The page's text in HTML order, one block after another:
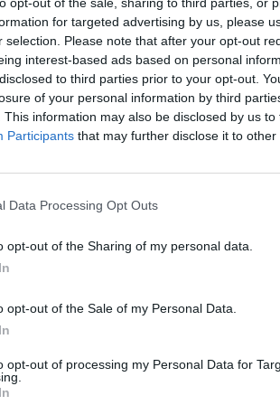
for targeted advertising by us, please
selection. Please note that after your opt-out
interest-based ads based on personal
to third parties prior to your opt-out.
of your personal information by third
This information may also be disclosed by us
Participants that may further disclose it to other
Data Processing Opt Outs
opt-out of the Sharing of my personal data.
opt-out of the Sale of my Personal Data.
opt-out of processing my Personal Data for
transmisión sexual.
Anuncios
of